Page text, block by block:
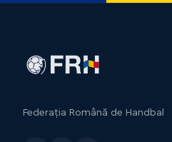
Federația Română de Handbal